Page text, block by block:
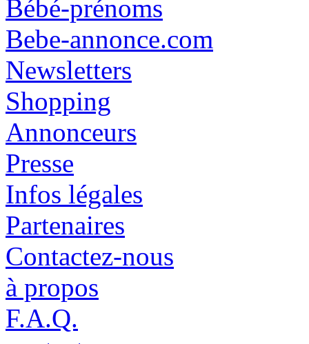
Bébé-prénoms
Bebe-annonce.com
Newsletters
Shopping
Annonceurs
Presse
Infos légales
Partenaires
Contactez-nous
à propos
F.A.Q.